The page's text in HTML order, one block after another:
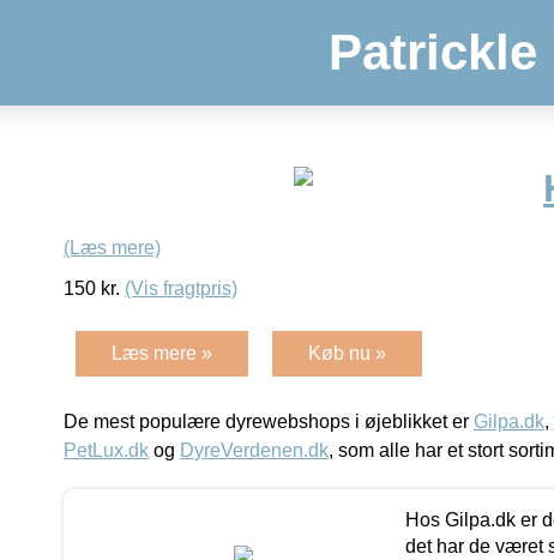
(Læs mere)
150 kr. (Vis fragtpris)
Læs mere » Køb nu »
De mest populære dyrewebshops i øjeblikket er Gilpa.dk,
PetLux.dk og DyreVerdenen.dk, som alle har et stort
Hos Gilpa.dk er
det har de været